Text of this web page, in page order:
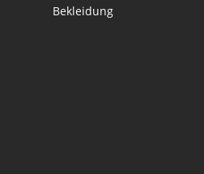
Bekleidung